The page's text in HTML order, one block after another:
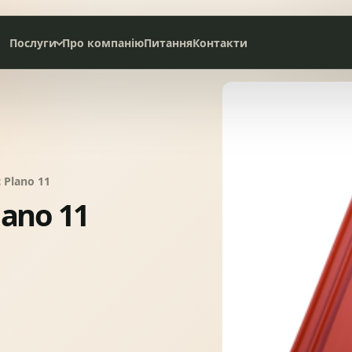
Послуги Про компаніюПитанняКонтакти
МЕТАЛОЧЕРЕПИЦЯ
11
11